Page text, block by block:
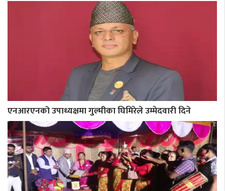
एनआरएनको उपाध्यक्षमा गुल्मीका घिमिरेले उम्मेदवारी दिने